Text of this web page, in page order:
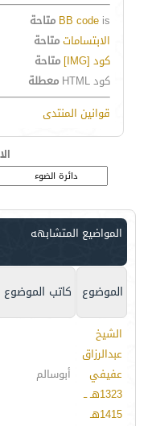
BB code is
متاحة
الابتساماتمتاحة
كود [IMG]
متاحة
كود HTML
معطلة
قوانين المنتدى
المواضيع المتشابهه
الموضوع كاتب الموضوع
الشيخ
عبدالرزاق
عفيفي
1323هـ ــ
1415هـ
أبوسالم